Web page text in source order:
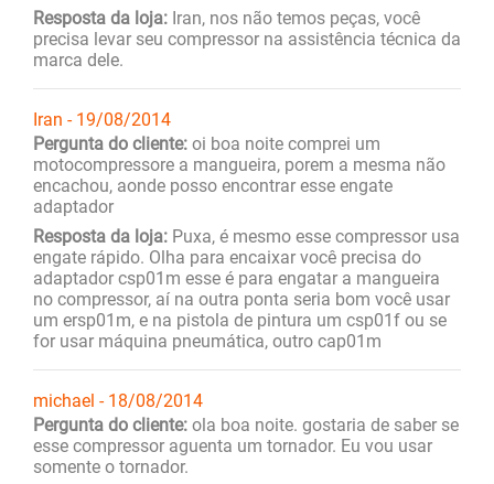
Resposta da loja: Iran, nos não temos peças, você
precisa levar seu compressor na assistência técnica da
marca dele.
Iran - 19/08/2014
Pergunta do cliente: oi boa noite comprei um
motocompressore a mangueira, porem a mesma não
encachou, aonde posso encontrar esse engate
adaptador
Resposta da loja: Puxa, é mesmo esse compressor usa
engate rápido. Olha para encaixar você precisa do
adaptador csp01m esse é para engatar a mangueira
no compressor, aí na outra ponta seria bom você usar
um ersp01m, e na pistola de pintura um csp01f ou se
for usar máquina pneumática, outro cap01m
michael - 18/08/2014
Pergunta do cliente: ola boa noite. gostaria de saber se
esse compressor aguenta um tornador. Eu vou usar
somente o tornador.